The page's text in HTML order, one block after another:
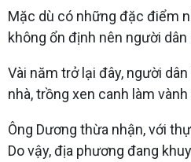
Mặc dù có những đặc điểm
không ổn định nên người
Vài năm trở lại đây, người
nhà, trồng xen canh làm
Ông Dương thừa nhận, với
Do vậy, địa phương đang